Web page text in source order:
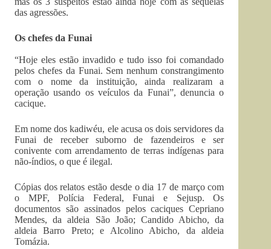
das agressões.
Os chefes da Funai
“Hoje eles estão invadido e tudo isso foi comandado
pelos chefes da Funai. Sem nenhum constrangimento
com o nome da instituição, ainda realizaram a
operação usando os veículos da Funai”, denuncia o
cacique.
Em nome dos kadiwéu, ele acusa os dois servidores da
Funai de receber suborno de fazendeiros e ser
conivente com arrendamento de terras indígenas para
não-índios, o que é ilegal.
Cópias dos relatos estão desde o dia 17 de março com
o MPF, Polícia Federal, Funai e Sejusp. Os
documentos são assinados pelos caciques Cepriano
Mendes, da aldeia São João; Candido Abicho, da
aldeia Barro Preto; e Alcolino Abicho, da aldeia
Tomázia.